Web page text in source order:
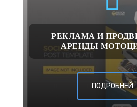
РЕКЛАМА И
АРЕНДЫ
ПОДРОБНЕЙ